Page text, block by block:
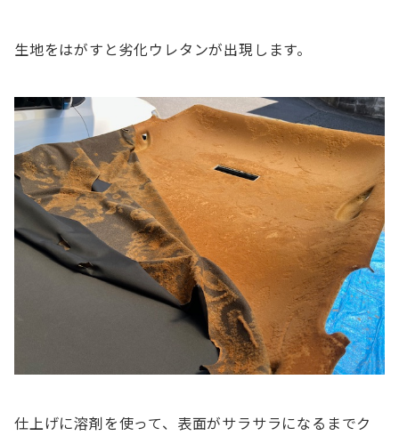
生地をはがすと劣化ウレタンが出現します。
仕上げに溶剤を使って、表面がサラサラになるまでク